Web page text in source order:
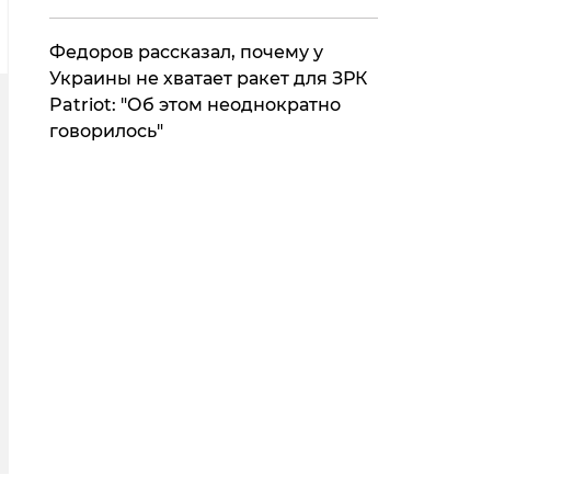
Федоров рассказал, почему у
Украины не хватает ракет для ЗРК
Patriot: "Об этом неоднократно
говорилось"